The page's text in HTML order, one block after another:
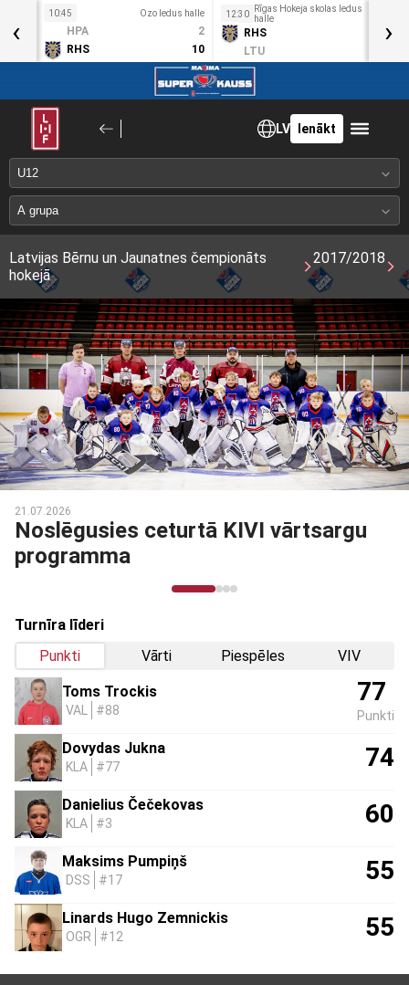
Mai
10:45 Ozo ledus halle
HPA
2
RHS
10
12:30
Rīgas Hokeja skolas ledus
halle
RHS
LTU
‹ ›
LV Ienākt
Latvijas Bērnu un Jaunatnes čempionāts
hokejā
2017/2018
ceturtā KIVI vārtsargu
Turnīra līderi
Punkti
Vārti Piespēles VIV
Toms Trockis
VAL #88
77
Punkti
Dovydas Jukna
KLA #77 74
Danielius Čečekovas
KLA #3 60
Maksims Pumpiņš
DSS #17 55
Linards Hugo Zemnickis
OGR #12 55